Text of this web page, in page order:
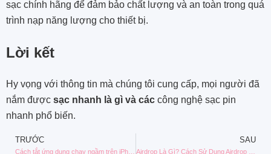
sạc chính hãng để đảm bảo chất lượng và an toàn trong quá
trình nạp năng lượng cho thiết bị.
Lời kết
Hy vọng với thông tin mà chúng tôi cung cấp, mọi người đã
nắm được sạc nhanh là gì và các công nghệ sạc pin
nhanh phổ biến.
TRƯỚC SAU